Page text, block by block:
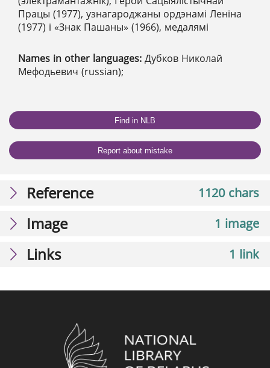
Працы (1977), узнагароджаны ордэнамі Леніна
(1977) і «Знак Пашаны» (1966), медалямі
Names in other languages: Дубков Николай
Мефодьевич (russian);
Find in NLB
Report about mistake
1120 chars
Reference
1 image
Image
1 link
Links